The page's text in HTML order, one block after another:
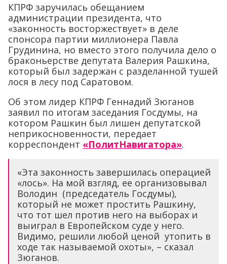
КПРФ заручилась обещанием
администрации президента, что
«законность восторжествует» в деле
спонсора партии миллионера Павла
Грудинина, но вместо этого получила дело о
браконьерстве депутата Валерия Рашкина,
который был задержан с разделанной тушей
лося в лесу под Саратовом.
Об этом лидер КПРФ Геннадий Зюганов
заявил по итогам заседания Госдумы, на
котором Рашкин был лишен депутатской
неприкосновенности, передает
корреспондент «ПолитНавигатора».
«Эта законность завершилась операцией
«лось». На мой взгляд, ее организовывал
Володин (председатель Госдумы),
который не может простить Рашкину,
что тот шел против него на выборах и
выиграл в Европейском суде у него.
Видимо, решили любой ценой утопить в
ходе так называемой охоты», – сказал
Зюганов.